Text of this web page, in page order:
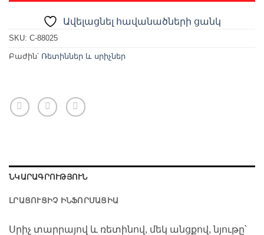
Ավելացնել հավանածների ցանկ
SKU: C-88025
Բաժին՝ Ռետիններ և սրիչներ
ՆԿԱՐԱԳՐՈՒԹՅՈՒՆ
ԼՐԱՑՈՒՑԻՉ ԻՆՖՈՐՄԱՑԻԱ
Սրիչ տարրայով և ռետինով, մեկ անցքով, նյութը՝